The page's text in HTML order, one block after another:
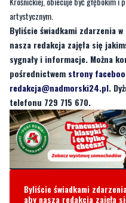
sygnały i informacje. Można
pośrednictwemstrony
redakcja@nadmorski24.pl.
telefonu 729 715 670.
Byliście świadkami
aby nasza redakcja zajęła
Wasze sygnały i
redakcja@nadmorski24.pl
telefonu729 715 670.